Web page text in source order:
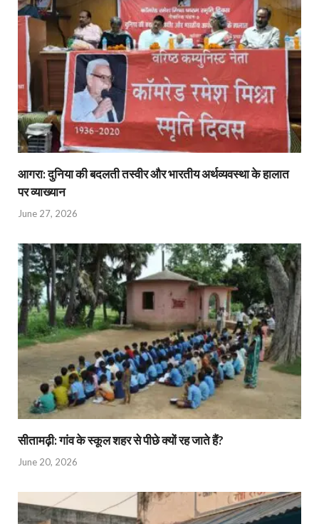
आगरा: दुनिया की बदलती तस्वीर और भारतीय अर्थव्यवस्था के हालात
पर व्याख्यान
June 27, 2026
सीतामढ़ी: गांव के स्कूल शहर से पीछे क्यों रह जाते हैं?
June 20, 2026